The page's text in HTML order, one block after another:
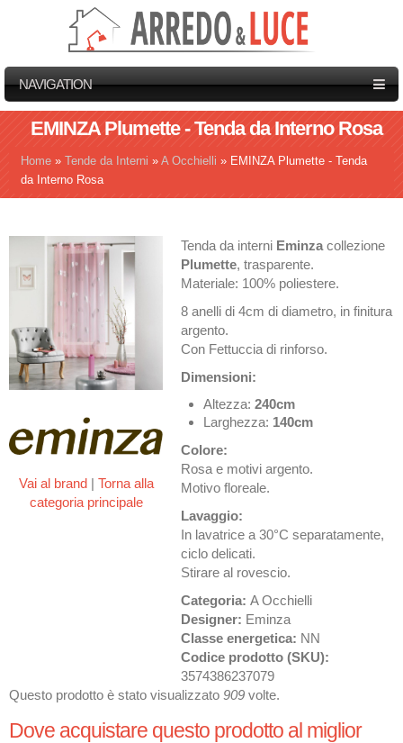
NAVIGATION
EMINZA Plumette - Tenda da Interno Rosa
Tu sei qui
Home » Tende da Interni » A Occhielli » EMINZA Plumette - Tenda
da Interno Rosa
Vai al brand| Torna alla
categoria principale
Tenda da interni Eminza collezione
Plumette, trasparente.
Materiale: 100% poliestere.
8 anelli di 4cm di diametro, in finitura
argento.
Con Fettuccia di rinforso.
Dimensioni:
Altezza:240cm
Larghezza: 140cm
Colore:
Rosa e motivi argento.
Motivo floreale.
Lavaggio:
In lavatrice a 30°C separatamente,
ciclo delicati.
Stirare al rovescio.
Categoria:A Occhielli
Designer: Eminza
Classe energetica: NN
Codice prodotto (SKU):
3574386237079
Questo prodotto è stato visualizzato 909 volte.
Dove acquistare questo prodotto al miglior